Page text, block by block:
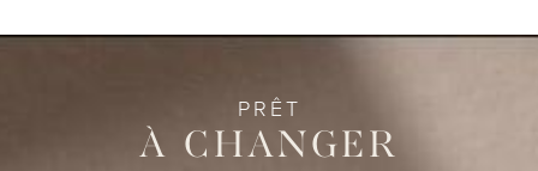
PRÊT
À CHANGER